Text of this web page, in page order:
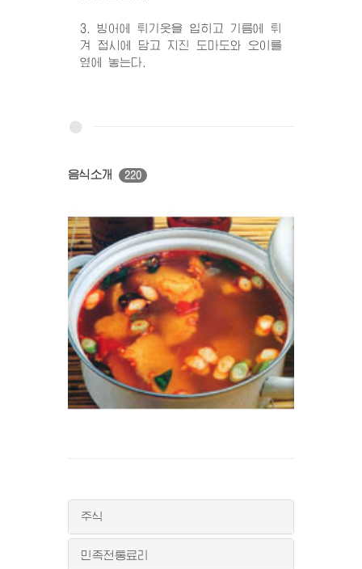
3. 빙어에 튀기옷을 입히고 기름에 튀
겨 접시에 담고 지진 도마도와 오이를
옆에 놓는다.
음식소개 220
주식
민족전통료리